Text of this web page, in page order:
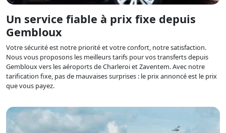
Un service fiable à prix fixe depuis
Gembloux
Votre sécurité est notre priorité et votre confort, notre satisfaction.
Nous vous proposons les meilleurs tarifs pour vos transferts depuis
Gembloux vers les aéroports de Charleroi et Zaventem. Avec notre
tarification fixe, pas de mauvaises surprises : le prix annoncé est le prix
que vous payez.